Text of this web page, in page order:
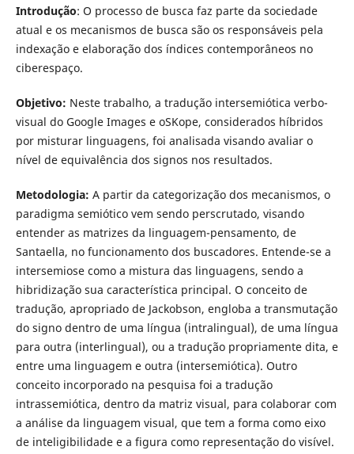
Introdução: O processo de busca faz parte da sociedade
atual e os mecanismos de busca são os responsáveis pela
indexação e elaboração dos índices contemporâneos no
ciberespaço.
Objetivo: Neste trabalho, a tradução intersemiótica verbo-
visual do Google Images e oSKope, considerados híbridos
por misturar linguagens, foi analisada visando avaliar o
nível de equivalência dos signos nos resultados.
Metodologia: A partir da categorização dos mecanismos, o
paradigma semiótico vem sendo perscrutado, visando
entender as matrizes da linguagem-pensamento, de
Santaella, no funcionamento dos buscadores. Entende-se a
intersemiose como a mistura das linguagens, sendo a
hibridização sua característica principal. O conceito de
tradução, apropriado de Jackobson, engloba a transmutação
do signo dentro de uma língua (intralingual), de uma língua
para outra (interlingual), ou a tradução propriamente dita, e
entre uma linguagem e outra (intersemiótica). Outro
conceito incorporado na pesquisa foi a tradução
intrassemiótica, dentro da matriz visual, para colaborar com
a análise da linguagem visual, que tem a forma como eixo
de inteligibilidade e a figura como representação do visível.